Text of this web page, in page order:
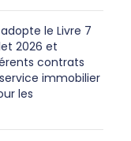
le Livre 7
2026 et
contrats
immobilier
les